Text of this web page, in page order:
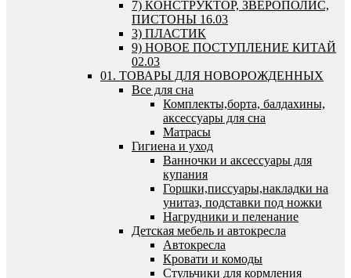
7) КОНСТРУКТОР, ЗВЕРОПОЛИС,
ПИСТОНЫ 16.03
3) ПЛАСТИК
9) НОВОЕ ПОСТУПЛЕНИЕ КИТАЙ
02.03
01. ТОВАРЫ ДЛЯ НОВОРОЖДЕННЫХ
Все для сна
Комплекты,борта, балдахины,
аксессуары для сна
Матрасы
Гигиена и уход
Ванночки и аксессуары для
купания
Горшки,писсуары,накладки на
унитаз, подставки под ножки
Нагрудники и пеленание
Детская мебель и автокресла
Автокресла
Кровати и комоды
Стульчики для кормления